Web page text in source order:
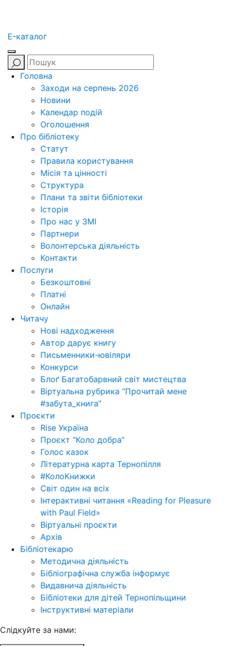
E-каталог
Головна
Заходи на серпень 2026
Новини
Календар подій
Оголошення
Про бібліотеку
Статут
Правила користування
Місія та цінності
Структура
Плани та звіти бібліотеки
Історія
Про нас у ЗМІ
Партнери
Волонтерська діяльність
Контакти
Послуги
Безкоштовні
Платні
Онлайн
Читачу
Нові надходження
Автор дарує книгу
Письменники-ювіляри
Конкурси
Блоґ Багатобарвний світ мистецтва
Віртуальна рубрика “Прочитай мене
#забута_книга”
Проєкти
Rise Україна
Проєкт “Коло добра”
Голос казок
Літературна карта Тернопілля
#КолоКнижки
Світ один на всіх
Інтерактивні читання «Reading for Pleasure
with Paul Field»
Віртуальні проєкти
Архів
Бібліотекарю
Методична діяльність
Бібліографічна служба інформує
Видавнича діяльність
Бібліотеки для дітей Тернопільщини
Інструктивні матеріали
Cлідкуйте за нами: